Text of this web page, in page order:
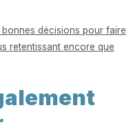
décisions pour faire
retentissant encore que